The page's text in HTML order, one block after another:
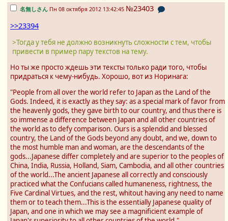
名無しさん Пн 08 октября 2012 13:42:45 №23403
>>23394
>Тогда у тебя не должно возникнуть сложности с тем, чтобы
привести в пример пару текстов на тему.
Но ты же просто ждешь эти тексты только ради того, чтобы
придраться к чему-нибудь. Хорошо, вот из Норинага:
"People from all over the world refer to Japan as the Land of the
Gods. Indeed, it is exactly as they say: as a special mark of favor from
the heavenly gods, they gave birth to our country, and thus there is
so immense a difference between Japan and all other countries of
the world as to defy comparison. Ours is a splendid and blessed
country, the Land of the Gods beyond any doubt, and we, down to
the most humble man and woman, are the descendants of the
gods...Japanese differ completely and are superior to the peoples of
China, India, Russia, Holland, Siam, Cambodia, and all other countries
of the world...The ancient Japanese all correctly and consciously
practiced what the Confucians called humaneness, rightness, the
Five Cardinal Virtues, and the rest, whitout having any need to name
them or to teach them...This is the essentially Japanese quality of
Japan, and one in which we may see a magnificient example of